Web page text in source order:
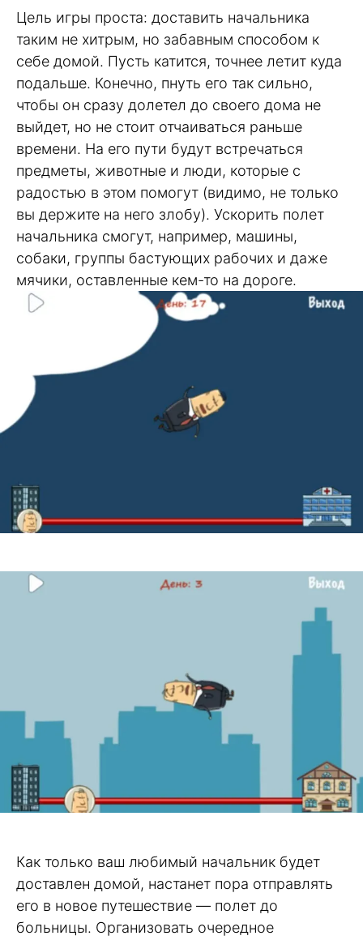
Цель игры проста: доставить начальника
таким не хитрым, но забавным способом к
себе домой. Пусть катится, точнее летит куда
подальше. Конечно, пнуть его так сильно,
чтобы он сразу долетел до своего дома не
выйдет, но не стоит отчаиваться раньше
времени. На его пути будут встречаться
предметы, животные и люди, которые с
радостью в этом помогут (видимо, не только
вы держите на него злобу). Ускорить полет
начальника смогут, например, машины,
собаки, группы бастующих рабочих и даже
мячики, оставленные кем-то на дороге.
Как только ваш любимый начальник будет
доставлен домой, настанет пора отправлять
его в новое путешествие — полет до
больницы. Организовать очередное